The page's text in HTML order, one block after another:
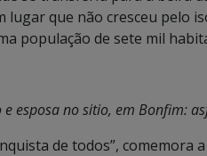
lugar que não cresceu pelo
população de sete mil
e esposa no sitio, em Bonfim:
de todos”, comemora